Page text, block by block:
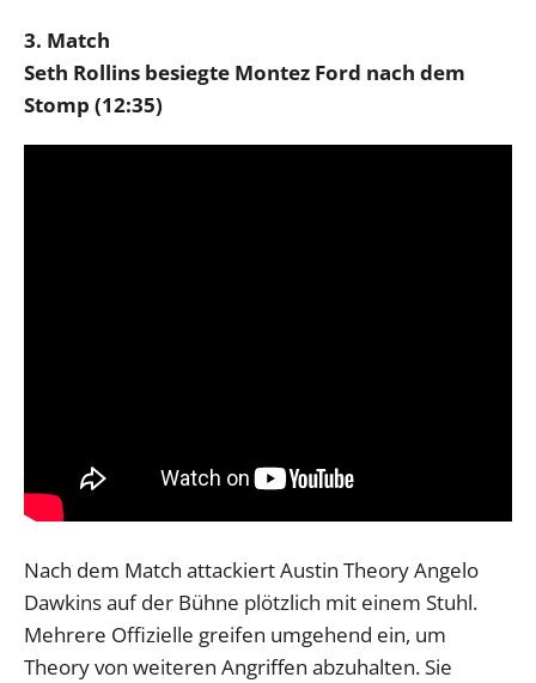
3. Match
Seth Rollins besiegte Montez Ford nach dem
Stomp (12:35)
Nach dem Match attackiert Austin Theory Angelo
Dawkins auf der Bühne plötzlich mit einem Stuhl.
Mehrere Offizielle greifen umgehend ein, um
Theory von weiteren Angriffen abzuhalten. Sie